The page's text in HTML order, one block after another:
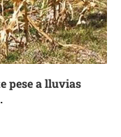
pese a lluvias